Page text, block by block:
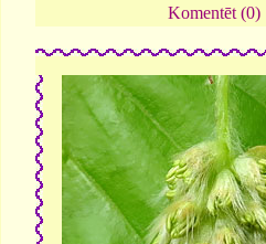
Komentēt (0)